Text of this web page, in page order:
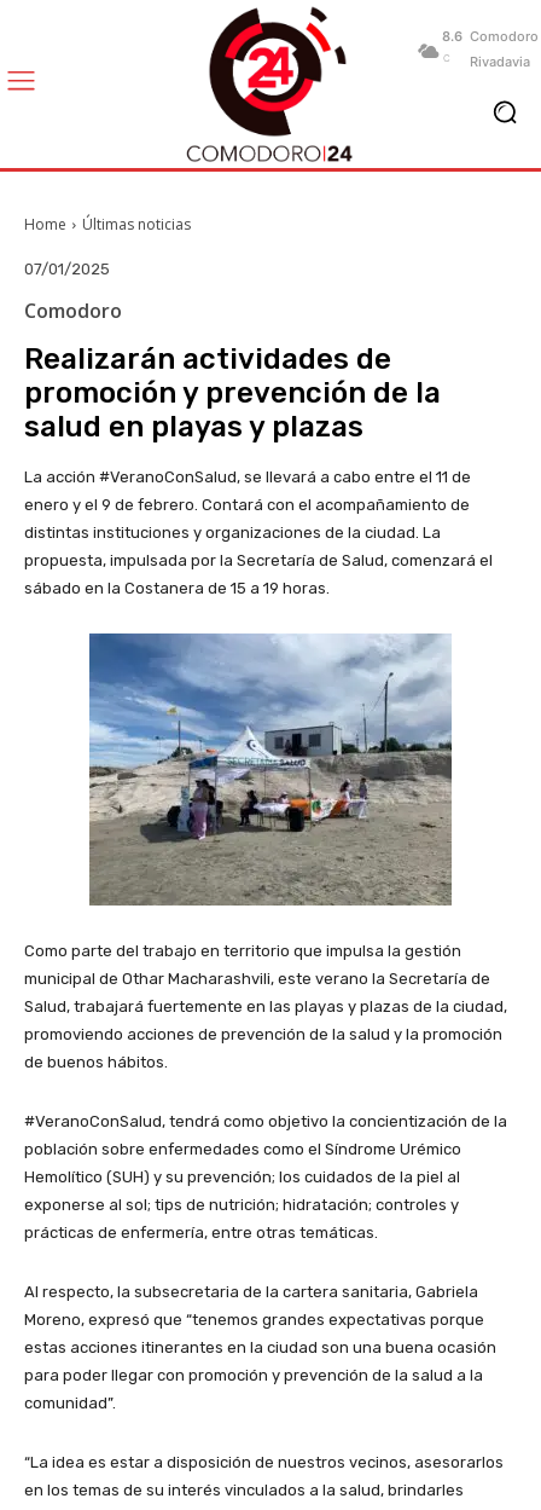
8.6
C
Comodoro
Rivadavia
Home Últimas noticias
07/01/2025
Comodoro
Realizarán actividades de
promoción y prevención de la
salud en playas y plazas
La acción #VeranoConSalud, se llevará a cabo entre el 11 de
enero y el 9 de febrero. Contará con el acompañamiento de
distintas instituciones y organizaciones de la ciudad. La
propuesta, impulsada por la Secretaría de Salud, comenzará el
sábado en la Costanera de 15 a 19 horas.
Como parte del trabajo en territorio que impulsa la gestión
municipal de Othar Macharashvili, este verano la Secretaría de
Salud, trabajará fuertemente en las playas y plazas de la ciudad,
promoviendo acciones de prevención de la salud y la promoción
de buenos hábitos.
#VeranoConSalud, tendrá como objetivo la concientización de la
población sobre enfermedades como el Síndrome Urémico
Hemolítico (SUH) y su prevención; los cuidados de la piel al
exponerse al sol; tips de nutrición; hidratación; controles y
prácticas de enfermería, entre otras temáticas.
Al respecto, la subsecretaria de la cartera sanitaria, Gabriela
Moreno, expresó que “tenemos grandes expectativas porque
estas acciones itinerantes en la ciudad son una buena ocasión
para poder llegar con promoción y prevención de la salud a la
comunidad”.
“La idea es estar a disposición de nuestros vecinos, asesorarlos
en los temas de su interés vinculados a la salud, brindarles